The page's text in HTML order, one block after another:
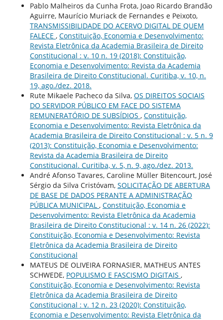
Pablo Malheiros da Cunha Frota, Joao Ricardo Brandão
Aguirre, Maurício Muriack de Fernandes e Peixoto,
TRANSMISSIBILIDADE DO ACERVO DIGITAL DE QUEM
FALECE , Constituição, Economia e Desenvolvimento:
Revista Eletrônica da Academia Brasileira de Direito
Constitucional : v. 10 n. 19 (2018): Constituição,
Economia e Desenvolvimento: Revista da Academia
Brasileira de Direito Constitucional. Curitiba, v. 10, n.
19, ago./dez. 2018.
Rute Mikaele Pacheco da Silva, OS DIREITOS SOCIAIS
DO SERVIDOR PÚBLICO EM FACE DO SISTEMA
REMUNERATÓRIO DE SUBSÍDIOS , Constituição,
Economia e Desenvolvimento: Revista Eletrônica da
Academia Brasileira de Direito Constitucional : v. 5 n. 9
(2013): Constituição, Economia e Desenvolvimento:
Revista da Academia Brasileira de Direito
Constitucional. Curitiba, v. 5, n. 9, ago./dez. 2013.
André Afonso Tavares, Caroline Müller Bitencourt, José
Sérgio da Silva Cristóvam, SOLICITAÇÃO DE ABERTURA
DE BASE DE DADOS PERANTE A ADMINISTRAÇÃO
PÚBLICA MUNICIPAL , Constituição, Economia e
Desenvolvimento: Revista Eletrônica da Academia
Brasileira de Direito Constitucional : v. 14 n. 26 (2022):
Constituição, Economia e Desenvolvimento: Revista
Eletrônica da Academia Brasileira de Direito
Constitucional
MATEUS DE OLIVEIRA FORNASIER, MATHEUS ANTES
SCHWEDE, POPULISMO E FASCISMO DIGITAIS ,
Constituição, Economia e Desenvolvimento: Revista
Eletrônica da Academia Brasileira de Direito
Constitucional : v. 12 n. 23 (2020): Constituição,
Economia e Desenvolvimento: Revista Eletrônica da